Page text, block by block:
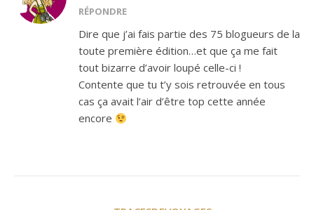
RÉPONDRE
Dire que j’ai fais partie des 75 blogueurs de la
toute première édition…et que ça me fait
tout bizarre d’avoir loupé celle-ci !
Contente que tu t’y sois retrouvée en tous
cas ça avait l’air d’être top cette année
encore